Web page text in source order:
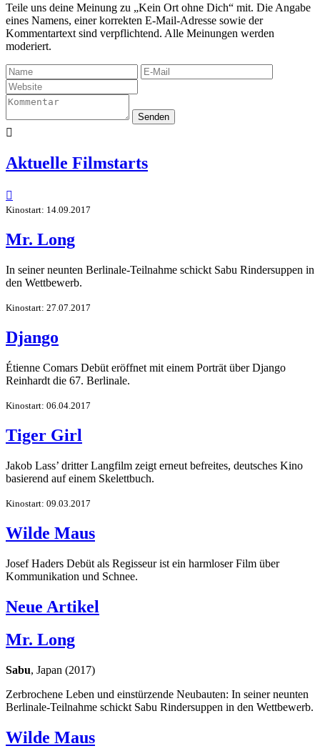
Teile uns deine Meinung zu „Kein Ort ohne Dich“ mit. Die Angabe
eines Namens, einer korrekten E-Mail-Adresse sowie der
Kommentartext sind verpflichtend. Alle Meinungen werden
moderiert.
Senden

Aktuelle Filmstarts

Kinostart: 14.09.2017
Mr. Long
In seiner neunten Berlinale-Teilnahme schickt Sabu Rindersuppen in
den Wettbewerb.
Kinostart: 27.07.2017
Django
Étienne Comars Debüt eröffnet mit einem Porträt über Django
Reinhardt die 67. Berlinale.
Kinostart: 06.04.2017
Tiger Girl
Jakob Lass’ dritter Langfilm zeigt erneut befreites, deutsches Kino
basierend auf einem Skelettbuch.
Kinostart: 09.03.2017
Wilde Maus
Josef Haders Debüt als Regisseur ist ein harmloser Film über
Kommunikation und Schnee.
Neue Artikel
Mr. Long
Sabu, Japan (2017)
Zerbrochene Leben und einstürzende Neubauten: In seiner neunten
Berlinale-Teilnahme schickt Sabu Rindersuppen in den Wettbewerb.
Wilde Maus